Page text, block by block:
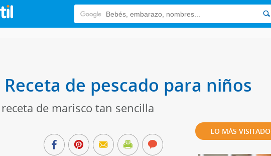
de pescado para niños
de marisco tan sencilla
LO MÁS VISITADO